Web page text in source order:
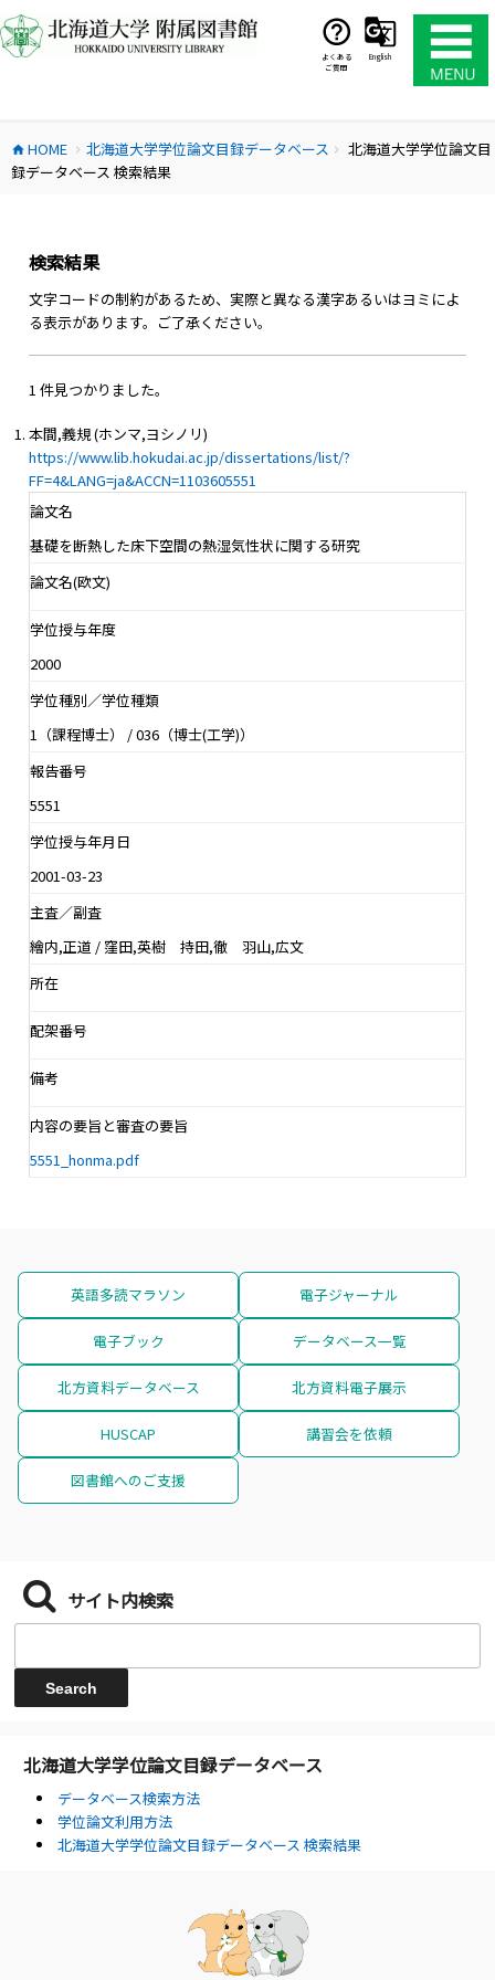
ン
テ
ス
キ
よくある
ご質問
English
home HOME chevron_right 北海道大学学位論文目録データベース chevron_right
北海道大学学位論文目
録データベース 検索結果
検索結果
文字コードの制約があるため、実際と異なる漢字あるいはヨミによ
る表示があります。ご了承ください。
1 件見つかりました。
本間,義規 (ホンマ,ヨシノリ)
https://www.lib.hokudai.ac.jp/dissertations/list/?
FF=4&LANG=ja&ACCN=1103605551
論文名
基礎を断熱した床下空間の熱湿気性状に関する研究
論文名(欧文)
学位授与年度
2000
学位種別／学位種類
1（課程博士） / 036（博士(工学)）
報告番号
5551
学位授与年月日
2001-03-23
主査／副査
繪内,正道 / 窪田,英樹 持田,徹 羽山,広文
所在
配架番号
備考
内容の要旨と審査の要旨
5551_honma.pdf
英語多読マラソン 電子ジャーナル
電子ブック データベース一覧
北方資料データベース 北方資料電子展示
HUSCAP 講習会を依頼
図書館へのご支援
サイト内検索
北海道大学学位論文目録データベース
データベース検索方法
学位論文利用方法
北海道大学学位論文目録データベース 検索結果